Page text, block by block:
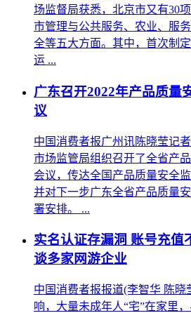
场监督局获悉，北京市又有30
市管理与公共服务、农业、服
全等五大方面。其中，首次制
运 ...
广东召开2022年产品质量
议
中国消费者报广州讯陈晓莹记
市场监管局组织召开了全省产
会议，传达全国产品质量安全
并对下一步广东全省产品质量
署安排。 ...
实名认证存漏洞 账号充值
谈多家网游企业
中国消费者报报道(李智华 陈晓
响，大量未成年人“宅”在家里